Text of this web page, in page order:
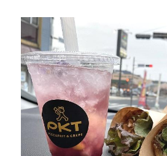
リ
ァ
ー
ム
が
直
接
指